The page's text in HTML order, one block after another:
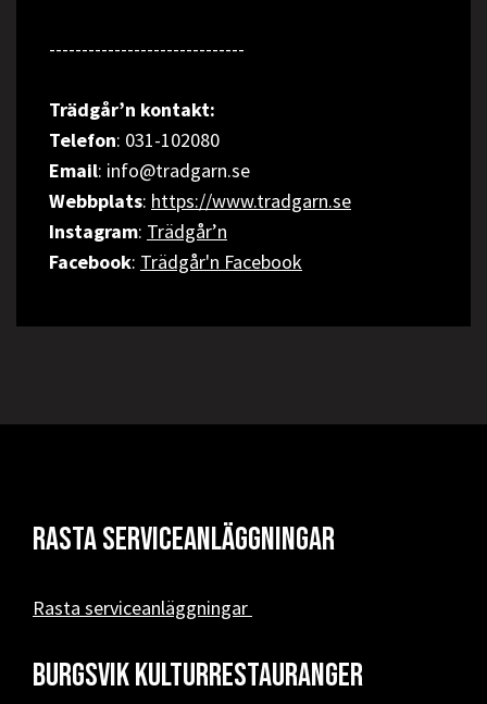
------------------------------
Trädgår’n kontakt:
Telefon: 031-102080
Email: info@tradgarn.se
Webbplats: https://www.tradgarn.se
Instagram: Trädgår’n
Facebook: Trädgår'n Facebook
Rasta serviceanläggningar
Rasta serviceanläggningar
Burgsvik kulturrestauranger